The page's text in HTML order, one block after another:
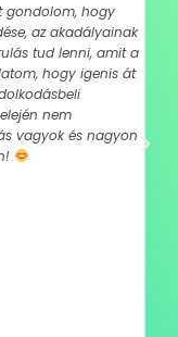
gondolom, hogy
az akadályainak
tud lenni, amit a
hogy igenis át
nem
vagyok és nagyon